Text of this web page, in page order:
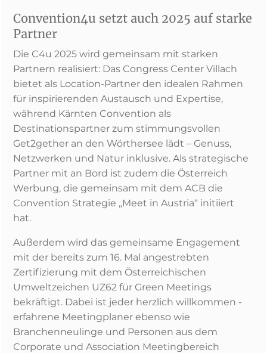
Convention4u setzt auch 2025 auf starke
Partner
Die C4u 2025 wird gemeinsam mit starken
Partnern realisiert: Das Congress Center Villach
bietet als Location-Partner den idealen Rahmen
für inspirierenden Austausch und Expertise,
während Kärnten Convention als
Destinationspartner zum stimmungsvollen
Get2gether an den Wörthersee lädt – Genuss,
Netzwerken und Natur inklusive. Als strategische
Partner mit an Bord ist zudem die Österreich
Werbung, die gemeinsam mit dem ACB die
Convention Strategie „Meet in Austria“ initiiert
hat.
Außerdem wird das gemeinsame Engagement
mit der bereits zum 16. Mal angestrebten
Zertifizierung mit dem Österreichischen
Umweltzeichen UZ62 für Green Meetings
bekräftigt. Dabei ist jeder herzlich willkommen -
erfahrene Meetingplaner ebenso wie
Branchenneulinge und Personen aus dem
Corporate und Association Meetingbereich